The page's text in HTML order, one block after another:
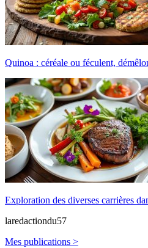
Quinoa : céréale ou féculent,
Exploration des diverses carrières
laredactiondu57
Mes publications >